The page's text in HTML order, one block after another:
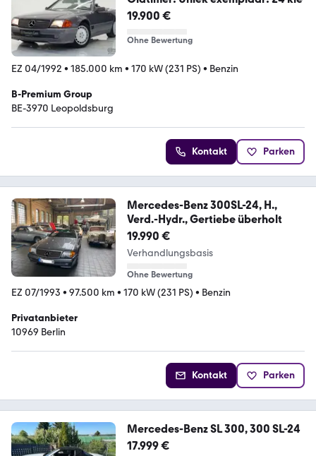
19.900 €
Ohne Bewertung
EZ 04/1992 • 185.000 km • 170 kW (231 PS) • Benzin
B-Premium Group
BE-3970 Leopoldsburg
Kontakt Parken
Mercedes-Benz 300SL-24, H.,
Verd.-Hydr., Gertiebe überholt
19.990 €
Verhandlungsbasis
Ohne Bewertung
EZ 07/1993 • 97.500 km • 170 kW (231 PS) • Benzin
Privatanbieter
10969 Berlin
Kontakt Parken
Mercedes-Benz SL 300, 300 SL-24
17.999 €